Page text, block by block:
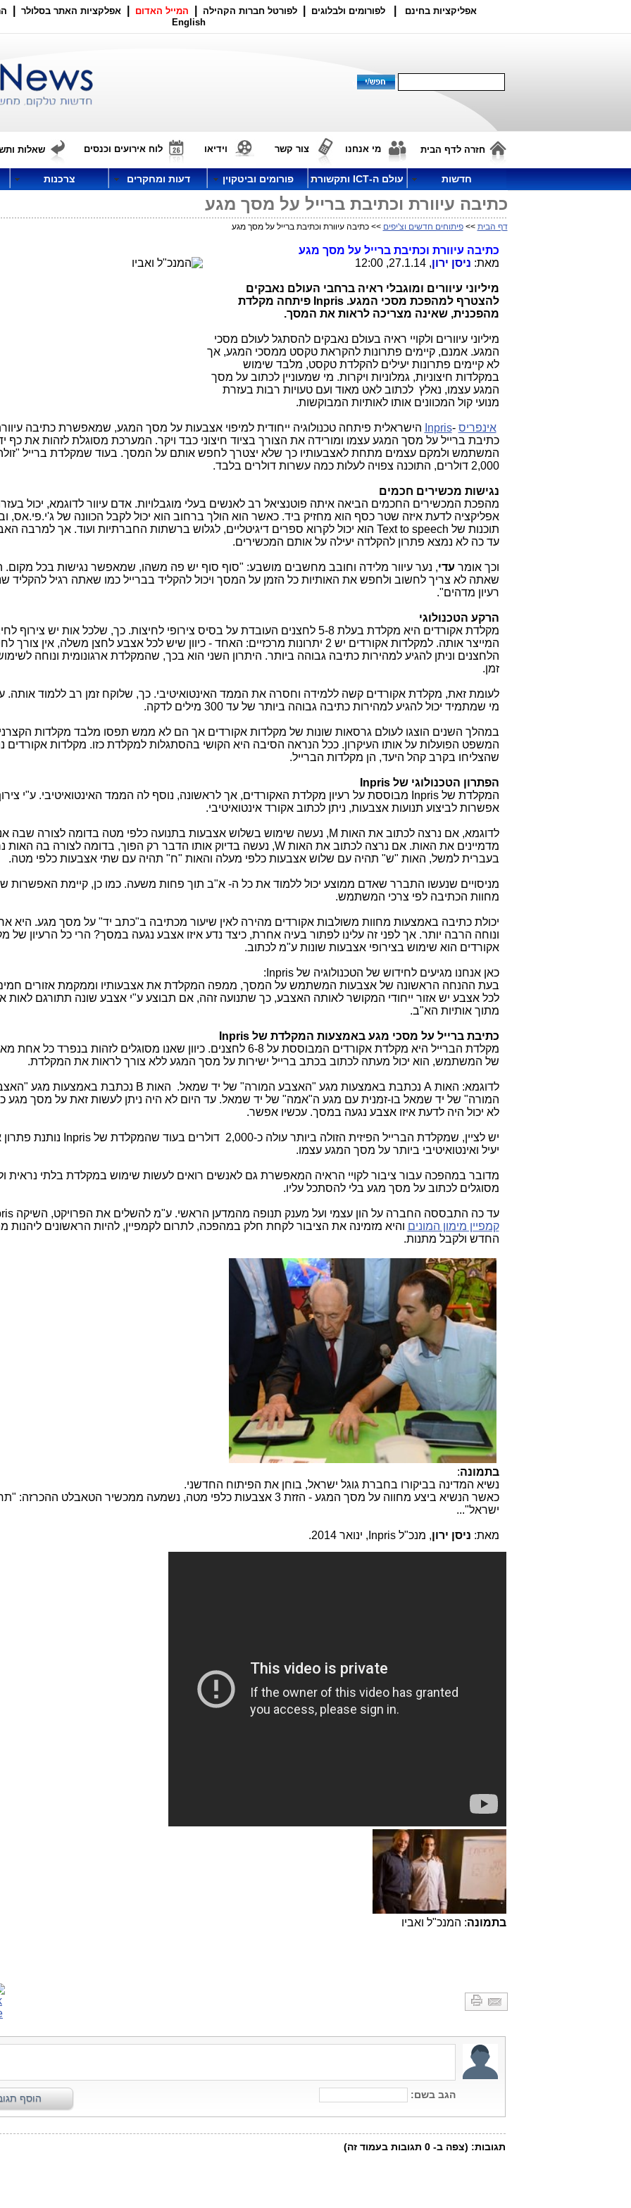
אפליקציות בחינם לפורומים ולבלוגים לפורטל חברות הקהילה המייל האדום אפלקציות האתר בסלולר
English
חזרה לדף הבית מי אנחנו צור קשר וידיאו לוח אירועים וכנסים שאלות
חדשות עולם ה-ICT ותקשורת פורומים וביטקוין דעות ומחקרים צרכנות
כתיבה עיוורת וכתיבת ברייל על מסך מגע
דף הבית >>פיתוחים חדשים וצ'יפים >> כתיבה עיוורת וכתיבת ברייל על מסך מגע
כתיבה עיוורת וכתיבת ברייל על מסך מגע
מאת: ניסן ירון, 27.1.14, 12:00
מיליוני עיוורים ומוגבלי ראיה ברחבי העולם נאבקים
להצטרף למהפכת מסכי המגע.Inpris פיתחה מקלדת
מהפכנית, שאינה מצריכה לראות את המסך.
מיליוני עיוורים ולקויי ראיה בעולם נאבקים להסתגל לעולם מסכי
המגע. אמנם, קיימים פתרונות להקראת טקסט ממסכי המגע, אך
לא קיימים פתרונות יעילים להקלדת טקסט, מלבד שימוש
במקלדות חיצוניות, גמלוניות ויקרות. מי שמעוניין לכתוב על מסך
המגע עצמו, נאלץ לכתוב לאט מאוד ועם טעויות רבות בעזרת
מנועי קול המכוונים אותו לאותיות המבוקשות.
אינפריס -
Inpris הישראלית פיתחה טכנולוגיה ייחודית למיפוי אצבעות על מסך המגע, שמאפשרת כתיבה
כתיבת ברייל על מסך המגע עצמו ומורידה את הצורך בציוד חיצוני כבד ויקר. המערכת מסוגלת לזהות את כף
המשתמש ולמקם עצמים מתחת לאצבעותיו כך שלא יצטרך לחפש אותם על המסך. בעוד שמקלדת ברייל
2,000 דולרים, התוכנה צפויה לעלות כמה עשרות דולרים בלבד.
נגישות מכשירים חכמים
מהפכת המכשירים החכמים הביאה איתה פוטנציאל רב לאנשים בעלי מוגבלויות. אדם עיוור לדוגמא, יכול
אפליקציה לדעת איזה שטר כסף הוא מחזיק ביד. כאשר הוא הולך ברחוב הוא יכול לקבל הכוונה של ג'י.פי.אס,
תוכנות של Text to speech הוא יכול לקרוא ספרים דיגיטליים, לגלוש ברשתות החברתיות ועוד. אך למרבה
עד כה לא נמצא פתרון להקלדה יעילה על אותם המכשירים.
וכך אומר עדי, נער עיוור מלידה וחובב מחשבים מושבע: "סוף סוף יש פה משהו, שמאפשר נגישות בכל מקום.
שאתה לא צריך לחשוב ולחפש את האותיות כל הזמן על המסך ויכול להקליד בברייל כמו שאתה רגיל להקליד
רעיון מדהים".
הרקע הטכנולוגי
מקלדת אקורדים היא מקלדת בעלת 5-8 לחצנים העובדת על בסיס צירופי לחיצות. כך, שלכל אות יש צירוף
המייצר אותה. למקלדות אקורדים יש 2 יתרונות מרכזיים: האחד - כיוון שיש לכל אצבע לחצן משלה, אין
הלחצנים וניתן להגיע למהירות כתיבה גבוהה ביותר. היתרון השני הוא בכך, שהמקלדת ארגונומית ונוחה
זמן.
לעומת זאת, מקלדת אקורדים קשה ללמידה וחסרה את הממד האינטואיטיבי. כך, שלוקח זמן רב ללמוד אותה.
מי שמתמיד יכול להגיע למהירות כתיבה גבוהה ביותר של עד 300 מילים לדקה.
במהלך השנים הוצגו לעולם גרסאות שונות של מקלדות אקורדים אך הם לא ממש תפסו מלבד מקלדות
המשפט הפועלות על אותו העיקרון. ככל הנראה הסיבה היא הקושי בהסתגלות למקלדת כזו. מקלדות אקורדים
שהצליחו בקרב קהל היעד, הן מקלדות הברייל.
הפתרון הטכנולוגי שלInpris
המקלדת שלInpris מבוססת על רעיון מקלדת האקורדים, אך לראשונה, נוסף לה הממד האינטואיטיבי. ע"י
אפשרות לביצוע תנועות אצבעות, ניתן לכתוב אקורד אינטואיטיבי.
לדוגמא, אם נרצה לכתוב את האות M, נעשה שימוש בשלוש אצבעות בתנועה כלפי מטה בדומה לצורה שבה
מדמיינים את האות. אם נרצה לכתוב את האותW, נעשה בדיוק אותו הדבר רק הפוך, בדומה לצורה בה האות
בעברית למשל, האות "ש" תהיה עם שלוש אצבעות כלפי מעלה והאות "ח" תהיה עם שתי אצבעות כלפי מטה.
מניסויים שנעשו התברר שאדם ממוצע יכול ללמוד את כל ה- א"ב תוך פחות משעה. כמו כן, קיימת האפשרות של
מחוות הכתיבה לפי צרכי המשתמש.
יכולת כתיבה באמצעות מחוות משולבות אקורדים מהירה לאין שיעור מכתיבה ב"כתב יד" על מסך מגע. היא
ונוחה הרבה יותר. אך לפני זה עלינו לפתור בעיה אחרת, כיצד נדע איזו אצבע נגעה במסך? הרי כל הרעיון של
אקורדים הוא שימוש בצירופי אצבעות שונות ע"מ לכתוב.
כאן אנחנו מגיעים לחידוש של הטכנולוגיה שלInpris
:
בעת ההנחה הראשונה של אצבעות המשתמש על המסך, ממפה המקלדת את אצבעותיו וממקמת אזורים
לכל אצבע יש אזור ייחודי המקושר לאותה האצבע, כך שתנועה זהה, אם תבוצע ע"י אצבע שונה תתורגם לאות
מתוך אותיות הא"ב.
כתיבת ברייל על מסכי מגע באמצעות המקלדת שלInpris
מקלדת הברייל היא מקלדת אקורדים המבוססת על 6-8 לחצנים. כיוון שאנו מסוגלים לזהות בנפרד כל
של המשתמש, הוא יכול מעתה לכתוב בכתב ברייל ישירות על מסך המגע ללא צורך לראות את המקלדת.
לדוגמא: האותA נכתבת באמצעות מגע "האצבע המורה" של יד שמאל. האות B נכתבת באמצעות מגע
המורה" של יד שמאל בו-זמנית עם מגע ה"אמה" של יד שמאל. עד היום לא היה ניתן לעשות זאת על מסך מגע
לא יכול היה לדעת איזו אצבע נגעה במסך. עכשיו אפשר.
יש לציין, שמקלדת הברייל הפיזית הזולה ביותר עולה כ-2,000 דולרים בעוד שהמקלדת של Inpris נותנת פתרון
יעיל ואינטואיטיבי ביותר על מסך המגע עצמו.
מדובר במהפכה עבור ציבור לקויי הראיה המאפשרת גם לאנשים רואים לעשות שימוש במקלדת בלתי נראית
מסוגלים לכתוב על מסך מגע בלי להסתכל עליו.
עד כה התבססה החברה על הון עצמי ועל מענק תנופה מהמדען הראשי. ע"מ להשלים את הפרויקט, השיקה
קמפיין מימון המונים והיא מזמינה את הציבור לקחת חלק במהפכה, לתרום לקמפיין, להיות הראשונים ליהנות
החדש ולקבל מתנות.
בתמונה:
נשיא המדינה בביקורו בחברת גוגל ישראל, בוחן את הפיתוח החדשני.
כאשר הנשיא ביצע מחווה על מסך המגע - הזזת 3 אצבעות כלפי מטה, נשמעה ממכשיר הטאבלט
ישראל"...
מאת: ניסן ירון, מנכ"לInpris , ינואר 2014.
בתמונה: המנכ"ל ואביו